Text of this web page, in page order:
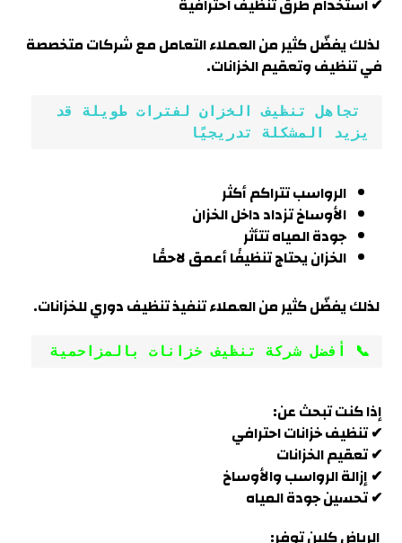
✔ استخدام طرق تنظيف احترافية
لذلك يفضّل كثير من العملاء التعامل مع شركات متخصصة
في تنظيف وتعقيم الخزانات.
يزيد المشكلة تدريجيًا
الرواسب تتراكم أكثر
الأوساخ تزداد داخل الخزان
جودة المياه تتأثر
الخزان يحتاج تنظيفًا أعمق لاحقًا
لذلك يفضّل كثير من العملاء تنفيذ تنظيف دوري للخزانات.
📞 أفضل شركة تنظيف خزانات بالمزاحمية
إذا كنت تبحث عن:
✔ تنظيف خزانات احترافي
✔ تعقيم الخزانات
✔ إزالة الرواسب والأوساخ
✔ تحسين جودة المياه
الرياض كلين توفر: